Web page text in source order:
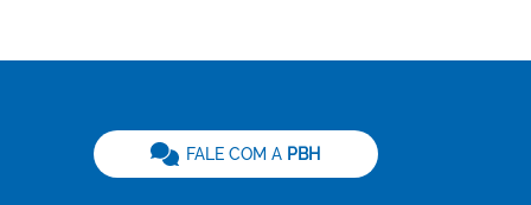
FALE COM A PBH